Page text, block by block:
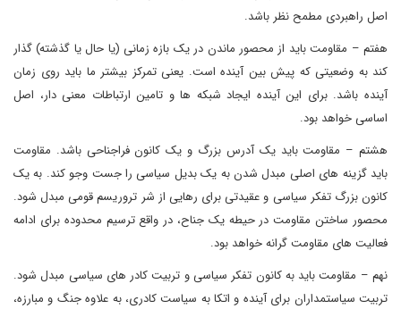
اصل راهبردی مطمح نظر باشد.
هفتم – مقاومت باید از محصور ماندن در یک بازه زمانی (یا حال یا گذشته) گذار
کند به وضعیتی که پیش بین آینده است. یعنی تمرکز بیشتر ما باید روی زمان
آینده باشد. برای این آینده ایجاد شبکه ها و تامین ارتباطات معنی دار، اصل
اساسی خواهد بود.
هشتم – مقاومت باید یک آدرس بزرگ و یک کانون فراجناحی باشد. مقاومت
باید گزینه های اصلی مبدل شدن به یک بدیل سیاسی را جست وجو کند. به یک
کانون بزرگ تفکر سیاسی و عقیدتی برای رهایی از شر تروریسم قومی مبدل شود.
محصور ساختن مقاومت در حیطه یک جناح، در واقع ترسیم محدوده برای ادامه
فعالیت های مقاومت گرانه خواهد بود.
نهم – مقاومت باید به کانون تفکر سیاسی و تربیت کادر های سیاسی مبدل شود.
تربیت سیاستمداران برای آینده و اتکا به سیاست کادری، به علاوه جنگ و مبارزه،